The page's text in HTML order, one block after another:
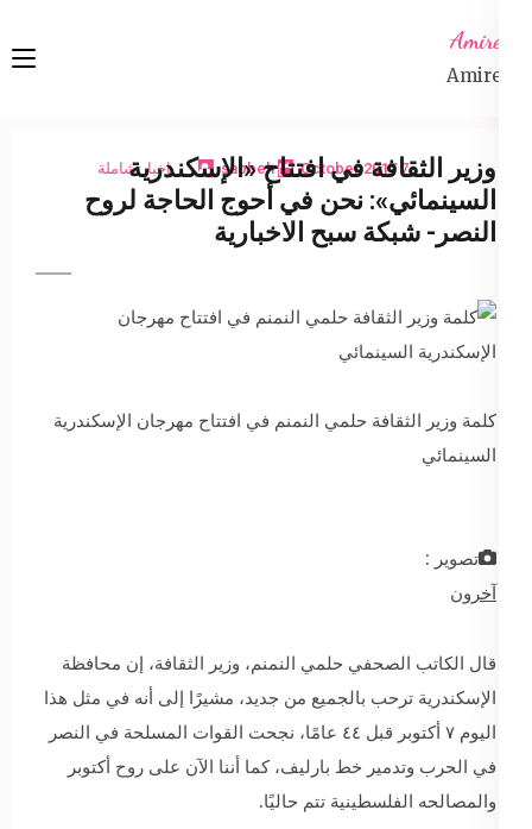
content
Amireta
Amireta
7 October 2017
sabbeh اخبار شاملة
وزير الثقافة في افتتاح «الإسكندرية
السينمائي»: نحن في أحوج الحاجة لروح
النصر- شبكة سبح الاخبارية
كلمة وزير الثقافة حلمي النمنم في افتتاح مهرجان الإسكندرية
السينمائي
تصوير :
آخرون
قال الكاتب الصحفي حلمي النمنم، وزير الثقافة، إن محافظة
الإسكندرية ترحب بالجميع من جديد، مشيرًا إلى أنه في مثل هذا
اليوم ٧ أكتوبر قبل ٤٤ عامًا، نجحت القوات المسلحة في النصر
في الحرب وتدمير خط بارليف، كما أننا الآن على روح أكتوبر
والمصالحه الفلسطينية تتم حاليًا.